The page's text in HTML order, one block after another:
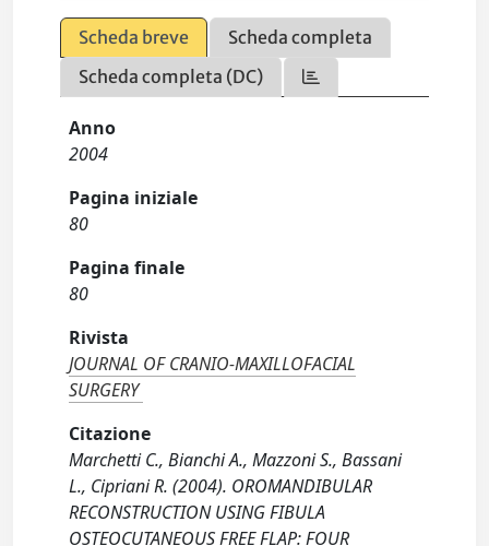
Scheda breve
Scheda completa
Scheda completa (DC)
Anno
2004
Pagina iniziale
80
Pagina finale
80
Rivista
JOURNAL OF CRANIO-MAXILLOFACIAL
SURGERY
Citazione
Marchetti C., Bianchi A., Mazzoni S., Bassani
L., Cipriani R. (2004). OROMANDIBULAR
RECONSTRUCTION USING FIBULA
OSTEOCUTANEOUS FREE FLAP: FOUR